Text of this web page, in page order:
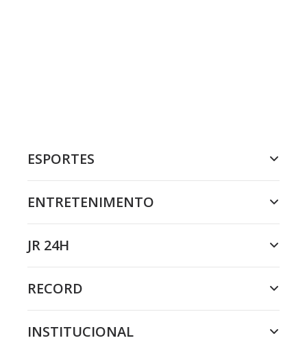
ESPORTES
ENTRETENIMENTO
JR 24H
RECORD
INSTITUCIONAL